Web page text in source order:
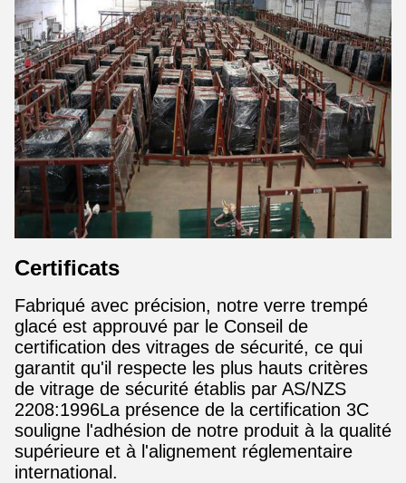
Certificats
Fabriqué avec précision, notre verre trempé
glacé est approuvé par le Conseil de
certification des vitrages de sécurité, ce qui
garantit qu'il respecte les plus hauts critères
de vitrage de sécurité établis par AS/NZS
2208:1996La présence de la certification 3C
souligne l'adhésion de notre produit à la qualité
supérieure et à l'alignement réglementaire
international.